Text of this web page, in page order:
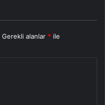
Gerekli alanlar * ile